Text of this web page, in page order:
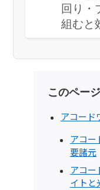
回り・
組むと
このペー
アコード
アコー
要諸元
アコー
イトと